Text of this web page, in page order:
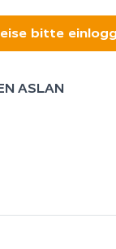
bitte
ASLAN